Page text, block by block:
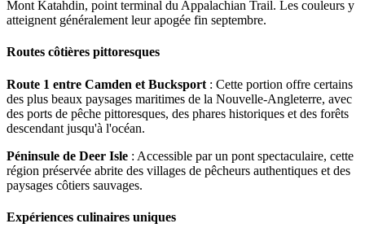
Mont Katahdin, point terminal du Appalachian Trail. Les couleurs y
atteignent généralement leur apogée fin septembre.
Routes côtières pittoresques
Route 1 entre Camden et Bucksport : Cette portion offre certains
des plus beaux paysages maritimes de la Nouvelle-Angleterre, avec
des ports de pêche pittoresques, des phares historiques et des forêts
descendant jusqu'à l'océan.
Péninsule de Deer Isle : Accessible par un pont spectaculaire, cette
région préservée abrite des villages de pêcheurs authentiques et des
paysages côtiers sauvages.
Expériences culinaires uniques